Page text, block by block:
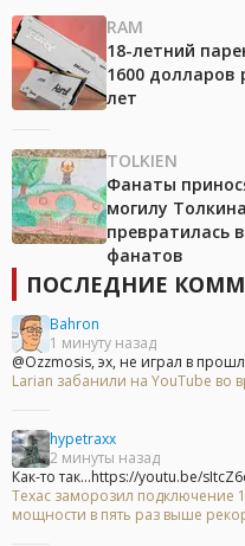
RAM
18-летний
1600 долларов
лет
TOLKIEN
Фанаты
могилу
превратилась
фанатов
ПОСЛЕДНИЕ
Bahron
1 минуту назад
@Ozzmosis, эх, не играл в
Larian забанили на YouTube во
hypetraxx
2 минуты назад
Как-то так...https://youtu.be/
Техас заморозил подключение
мощности в пять раз выше